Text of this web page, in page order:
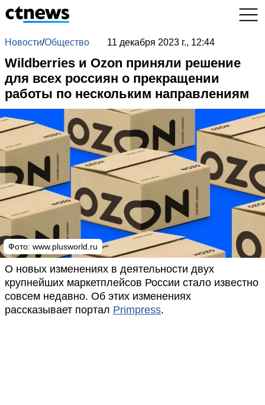
Новости/Общество 11 декабря 2023 г., 12:44
Wildberries и Ozon приняли решение
для всех россиян о прекращении
работы по нескольким направлениям
Фото: www.plusworld.ru
О новых изменениях в деятельности двух
крупнейших маркетплейсов России стало известно
совсем недавно. Об этих изменениях
рассказывает портал Primpress.